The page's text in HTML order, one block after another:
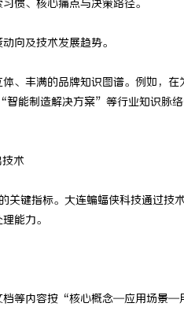
惯、核心痛点与决策路径。
向及技术发展趋势。
、丰满的品牌知识图谱。例如，
能制造解决方案”等行业知识脉络
术
关键指标。大连蝙蝠侠科技通过
能力。
档等内容按“核心概念—应用场景